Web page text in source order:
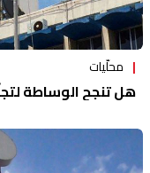
محلّيات
هل تنجح الوساطة